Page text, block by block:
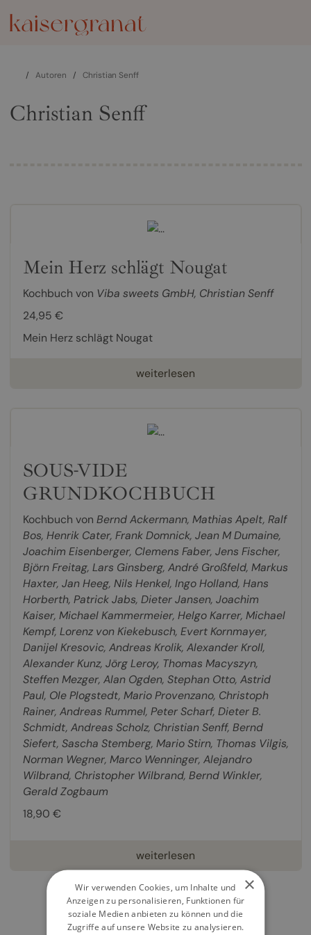
/ Autoren / Christian Senff
Christian Senff
Mein Herz schlägt Nougat
Kochbuch von Viba sweets GmbH, Christian Senff
24,95 €
Mein Herz schlägt Nougat
weiterlesen
SOUS-VIDE
GRUNDKOCHBUCH
Kochbuch von Bernd Ackermann, Mathias Apelt, Ralf
Bos, Henrik Cater, Frank Domnick, Jean M Dumaine,
Joachim Eisenberger, Clemens Faber, Jens Fischer,
Björn Freitag, Lars Ginsberg, André Großfeld, Markus
Haxter, Jan Heeg, Nils Henkel, Ingo Holland, Hans
Horberth, Patrick Jabs, Dieter Jansen, Joachim
Kaiser, Michael Kammermeier, Helgo Karrer, Michael
Kempf, Lorenz von Kiekebusch, Evert Kornmayer,
Danijel Kresovic, Andreas Krolik, Alexander Kroll,
Alexander Kunz, Jörg Leroy, Thomas Macyszyn,
Steffen Mezger, Alan Ogden, Stephan Otto, Astrid
Paul, Ole Plogstedt, Mario Provenzano, Christoph
Rainer, Andreas Rummel, Peter Scharf, Dieter B.
Schmidt, Andreas Scholz, Christian Senff, Bernd
Siefert, Sascha Stemberg, Mario Stirn, Thomas Vilgis,
Norman Wegner, Marco Wenninger, Alejandro
Wilbrand, Christopher Wilbrand, Bernd Winkler,
Gerald Zogbaum
18,90 €
weiterlesen
×
Wir verwenden Cookies, um Inhalte und
Anzeigen zu personalisieren, Funktionen für
soziale Medien anbieten zu können und die
Zugriffe auf unsere Website zu analysieren.